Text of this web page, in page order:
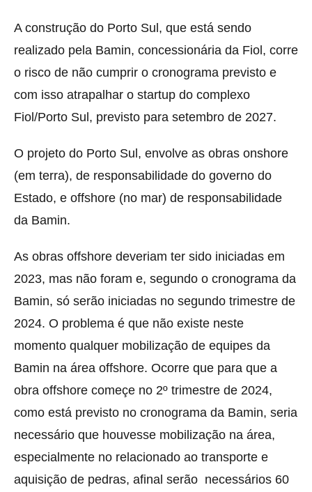
A construção do Porto Sul, que está sendo
realizado pela Bamin, concessionária da Fiol, corre
o risco de não cumprir o cronograma previsto e
com isso atrapalhar o startup do complexo
Fiol/Porto Sul, previsto para setembro de 2027.
O projeto do Porto Sul, envolve as obras onshore
(em terra), de responsabilidade do governo do
Estado, e offshore (no mar) de responsabilidade
da Bamin.
As obras offshore deveriam ter sido iniciadas em
2023, mas não foram e, segundo o cronograma da
Bamin, só serão iniciadas no segundo trimestre de
2024. O problema é que não existe neste
momento qualquer mobilização de equipes da
Bamin na área offshore. Ocorre que para que a
obra offshore começe no 2º trimestre de 2024,
como está previsto no cronograma da Bamin, seria
necessário que houvesse mobilização na área,
especialmente no relacionado ao transporte e
aquisição de pedras, afinal serão necessários 60